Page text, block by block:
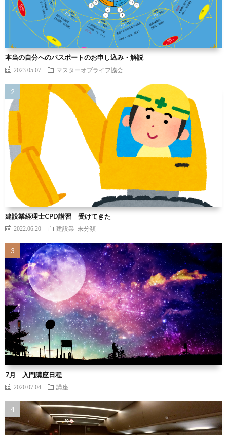
本当の自分へのパスポートのお申し込み・解説
2023.05.07 マスターオブライフ協会
建設業経理士CPD講習 受けてきた
2022.06.20 建設業 未分類
7月 入門講座日程
2020.07.04 講座